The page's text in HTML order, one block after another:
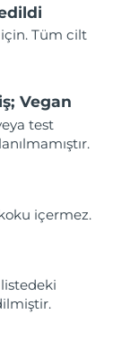
Tüm cilt
Vegan
test
içermez.